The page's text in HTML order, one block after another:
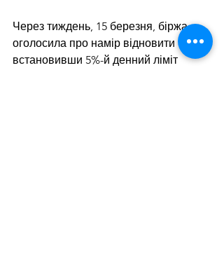
Через тиждень, 15 березня, біржа
оголосила про намір відновити торги,
встановивши 5%-й денний ліміт